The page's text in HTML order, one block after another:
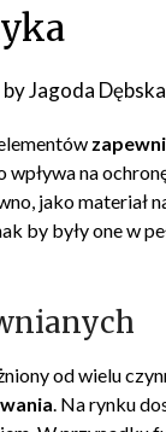
byJagoda Dębska
na
jako materiał
by były one w
od wielu
. Na rynku